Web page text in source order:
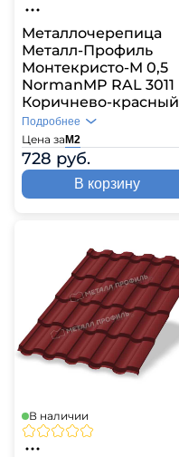
Металлочерепица
Металл-Профиль
Монтекристо-M 0,5
NormanMP RAL 3011
Коричнево-красный
Цена заМ2
728 руб.
Подробнее
В корзину
В наличии